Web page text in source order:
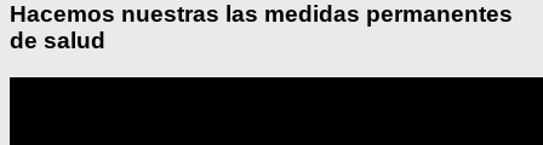
Hacemos nuestras las medidas permanentes
de salud